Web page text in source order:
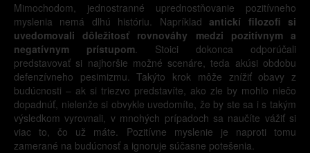
Mimochodom, jednostranné uprednostňovanie pozitívneho
myslenia nemá dlhú históriu. Napríkladantickí filozofi si
uvedomovali dôležitosť rovnováhy medzi pozitívnym a
negatívnym prístupom. Stoici dokonca odporúčali
predstavovať si najhoršie možné scenáre, teda akúsi obdobu
defenzívneho pesimizmu. Takýto krok môže znížiť obavy z
budúcnosti – ak si triezvo predstavíte, ako zle by mohlo niečo
dopadnúť, nielenže si obvykle uvedomíte, že by ste sa i s takým
výsledkom vyrovnali, v mnohých prípadoch sa naučíte vážiť si
viac to, čo už máte. Pozitívne myslenie je naproti tomu
zamerané na budúcnosť a ignoruje súčasne potešenia.